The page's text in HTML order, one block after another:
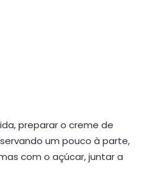
preparar o creme de
um pouco à parte,
com o açúcar, juntar a